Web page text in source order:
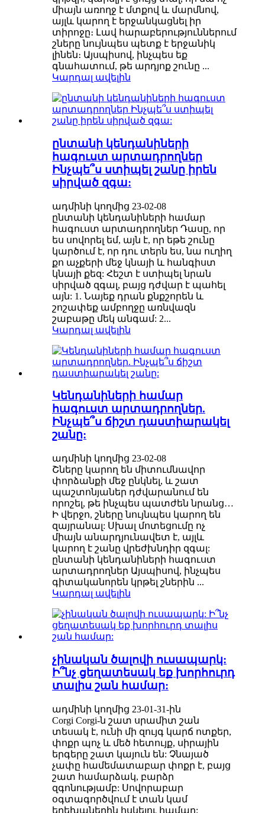
միայն առողջ է մտքով և մարմնով,
այլև կարող է երջանկացնել իր
տիրոջը։ Լավ հարաբերություններում
շները նույնպես պետք է երջանիկ
լինեն։ Այսպիսով, ինչպես եք
գնահատում, թե արդյոք շունը ...
Կարդալ ավելին
ընտանի կենդանիների
հագուստ արտադրողներ
Ինչպե՞ս ստիպել շանը իրեն
սիրված զգա:
ադմինի կողմից 23-02-08
ընտանի կենդանիների համար
հագուստ արտադրողներ Դասը, որ
ես սովորել եմ, այն է, որ եթե շունը
կարծում է, որ դու տերն ես, նա ուղիղ
քո աչքերի մեջ կնայի և հանգիստ
կնայի քեզ: Հեշտ է ստիպել նրան
սիրված զգալ, բայց դժվար է պահել
այն: 1. Նայեք դրան քնքշորեն և
շոշափեք ամբողջը առնվազն
շաբաթը մեկ անգամ: 2...
Կարդալ ավելին
Կենդանիների համար
հագուստ արտադրողներ.
Ինչպե՞ս ճիշտ դաստիարակել
շանը:
ադմինի կողմից 23-02-08
Շները կարող են միտումնավոր
փորձանքի մեջ ընկնել, և շատ
պաշտոնյաներ դժվարանում են
որոշել, թե ինչպես պատժեն նրանց…
Ի վերջո, շները նույնպես կարող են
զայրանալ: Սխալ մոտեցումը ոչ
միայն անարդյունավետ է, այլև
կարող է շանը վրեժխնդիր զգալ:
ընտանի կենդանիների հագուստ
արտադրողներ Այսպիսով, ինչպես
գիտականորեն կրթել շներին ...
Կարդալ ավելին
չինական ծալովի ուսապարկ:
Ի՞նչ ցեղատեսակ եք խորհուրդ
տալիս շան համար:
ադմինի կողմից 23-01-31-ին
Corgi Corgi-ն շատ սրամիտ շան
տեսակ է, ունի մի զույգ կարճ ոտքեր,
փոքր պոչ և մեծ հետույք, սիրային
երգերը շատ կայուն են: Չնայած
չափը համեմատաբար փոքր է, բայց
շատ համարձակ, բարձր
զգոնությամբ: Սովորաբար
օգտագործվում է տան կամ
երեխաներին հսկելու համար: